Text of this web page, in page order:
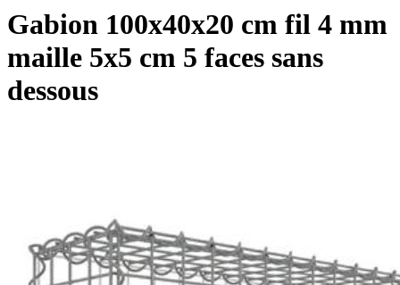
Gabion 100x40x20 cm fil 4 mm
maille 5x5 cm 5 faces sans
dessous